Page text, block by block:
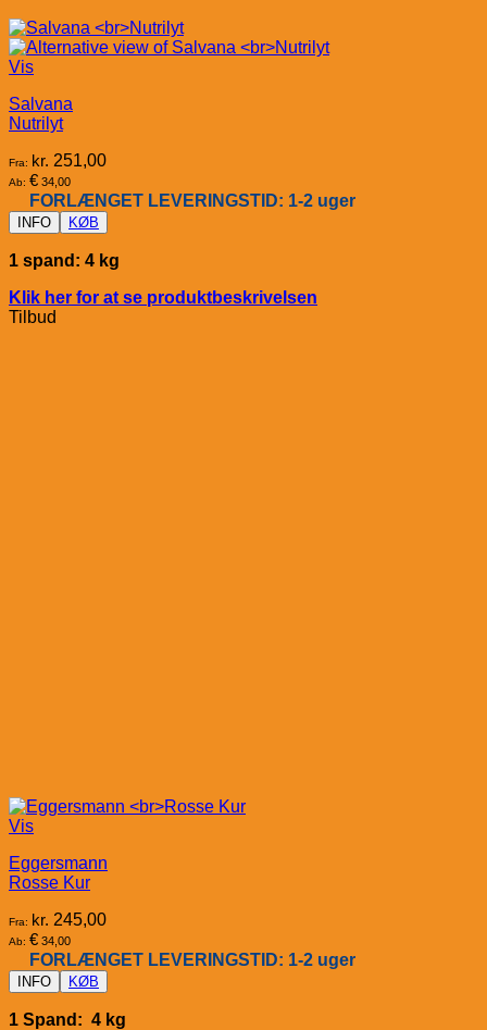
Vis
Salvana
Nutrilyt
Fra: kr. 251,00
Ab: € 34,00
FORLÆNGET LEVERINGSTID: 1-2 uger
INFO KØB
1 spand: 4 kg
Klik her for at se produktbeskrivelsen
Tilbud
Vis
Eggersmann
Rosse Kur
Fra: kr. 245,00
Ab: € 34,00
FORLÆNGET LEVERINGSTID: 1-2 uger
INFO KØB
1 Spand: 4 kg